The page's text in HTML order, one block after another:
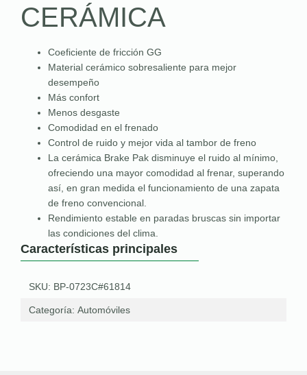
CERÁMICA
Coeficiente de fricción GG
Material cerámico sobresaliente para mejor
desempeño
Más confort
Menos desgaste
Comodidad en el frenado
Control de ruido y mejor vida al tambor de freno
La cerámica Brake Pak disminuye el ruido al mínimo,
ofreciendo una mayor comodidad al frenar, superando
así, en gran medida el funcionamiento de una zapata
de freno convencional.
Rendimiento estable en paradas bruscas sin importar
las condiciones del clima.
Características principales
SKU: BP-0723C#61814
Categoría: Automóviles